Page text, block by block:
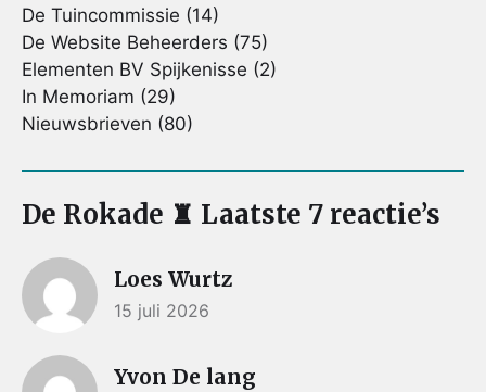
De Tuincommissie (14)
De Website Beheerders (75)
Elementen BV Spijkenisse (2)
In Memoriam (29)
Nieuwsbrieven (80)
De Rokade ♜ Laatste 7 reactie’s
Loes Wurtz
15 juli 2026
Yvon De lang